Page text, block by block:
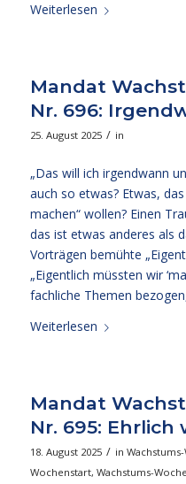
Weiterlesen
Mandat
Nr. 696:
25. August 2025 / in
„Das will ich irgendwann
auch so etwas? Etwas,
machen“ wollen? Einen
das ist etwas anderes als
Vorträgen bemühte
„Eigentlich müssten wir
fachliche Themen
Weiterlesen
Mandat
Nr. 695:
18. August 2025 / in
Wochenstart, Wachstums-